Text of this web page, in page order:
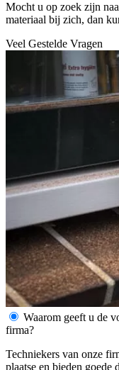
Mocht u op zoek zijn
materiaal bij zich, dan
Veel Gestelde Vragen
Waarom geeft u de
firma?
Techniekers van onze
plaatse en bieden goede